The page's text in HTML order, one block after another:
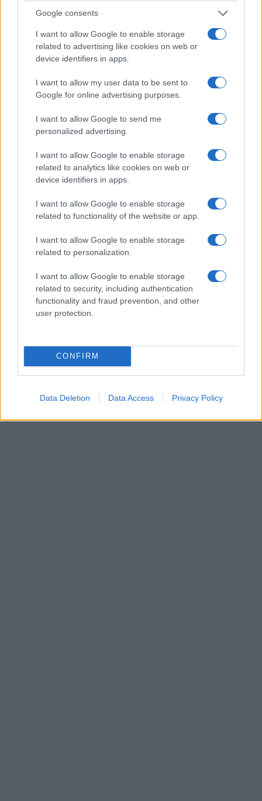
Google consents
I want to allow Google to enable storage
related to advertising like cookies on web or
device identifiers in apps.
I want to allow my user data to be sent to
Google for online advertising purposes.
I want to allow Google to send me
personalized advertising.
I want to allow Google to enable storage
related to analytics like cookies on web or
device identifiers in apps.
I want to allow Google to enable storage
related to functionality of the website or app.
I want to allow Google to enable storage
related to personalization.
I want to allow Google to enable storage
related to security, including authentication
functionality and fraud prevention, and other
user protection.
CONFIRM
Data Deletion Data Access Privacy Policy
11 Ιανουαρίου 2017, 7:20 πμ
σε "Τοπική Επικαιρότητα"
Ακολουθήστε μας στο
και μάθετε πρώτοι όλες τις ειδήσεις!